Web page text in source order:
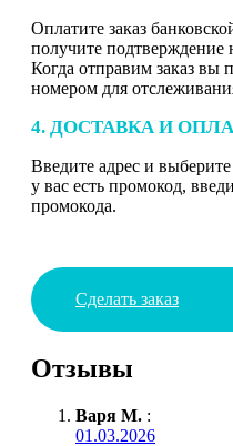
Оплатите заказ
получите подтверждение
Когда отправим заказ вы
номером для
4. ДОСТАВКА И
Введите адрес и
у вас есть промокод,
промокода.
Сделать заказ
Отзывы
Варя М. :
01.03.2026